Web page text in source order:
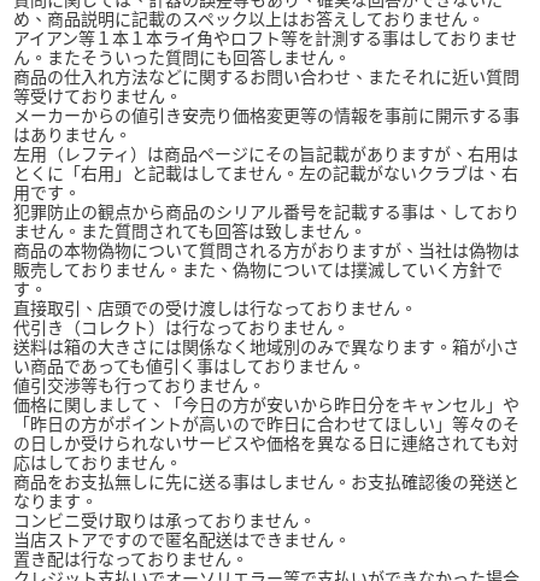
め、商品説明に記載のスペック以上はお答えしておりません。
アイアン等１本１本ライ角やロフト等を計測する事はしておりませ
ん。またそういった質問にも回答しません。
商品の仕入れ方法などに関するお問い合わせ、またそれに近い質問
等受けておりません。
メーカーからの値引き安売り価格変更等の情報を事前に開示する事
はありません。
左用（レフティ）は商品ページにその旨記載がありますが、右用は
とくに「右用」と記載はしてません。左の記載がないクラブは、右
用です。
犯罪防止の観点から商品のシリアル番号を記載する事は、しており
ません。また質問されても回答は致しません。
商品の本物偽物について質問される方がおりますが、当社は偽物は
販売しておりません。また、偽物については撲滅していく方針で
す。
直接取引、店頭での受け渡しは行なっておりません。
代引き（コレクト）は行なっておりません。
送料は箱の大きさには関係なく地域別のみで異なります。箱が小さ
い商品であっても値引く事はしておりません。
値引交渉等も行っておりません。
価格に関しまして、「今日の方が安いから昨日分をキャンセル」や
「昨日の方がポイントが高いので昨日に合わせてほしい」等々のそ
の日しか受けられないサービスや価格を異なる日に連絡されても対
応はしておりません。
商品をお支払無しに先に送る事はしません。お支払確認後の発送と
なります。
コンビニ受け取りは承っておりません。
当店ストアですので匿名配送はできません。
置き配は行なっておりません。